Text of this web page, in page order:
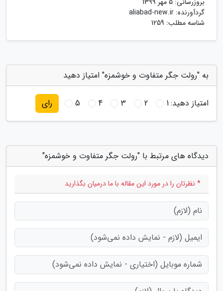
گردآورنده: aliabad-new.ir
شناسه مطلب: 1259
به "رولت جگر متفاوت و خوشمزه" امتیاز دهید
امتیاز دهید:1
2
3
4
5 رای
دیدگاه های مرتبط با "رولت جگر متفاوت و خوشمزه"
* نظرتان را در مورد این مقاله با ما درمیان بگذارید